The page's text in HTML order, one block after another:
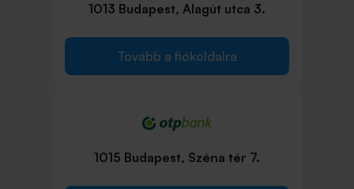
1013 Budapest, Alagút utca 3.
Tovább a fiókoldalra
1015 Budapest, Széna tér 7.